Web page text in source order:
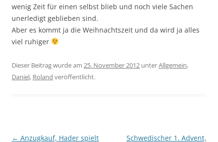
wenig Zeit für einen selbst blieb und noch viele Sachen
unerledigt geblieben sind.
Aber es kommt ja die Weihnachtszeit und da wird ja alles
viel ruhiger
Dieser Beitrag wurde am 25. November 2012 unterAllgemein,
Daniel, Roland veröffentlicht.
Beitragsnavigation
← Anzugkauf, Hader spielt
Schwedischer 1. Advent,